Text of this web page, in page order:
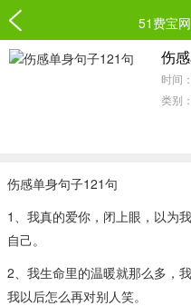
51费宝网
伤
时间
类别：
伤感单身句子121句
1、我真的爱你，闭上眼，以为
自己。
2、我生命里的温暖就那么多，
我以后怎么再对别人笑。